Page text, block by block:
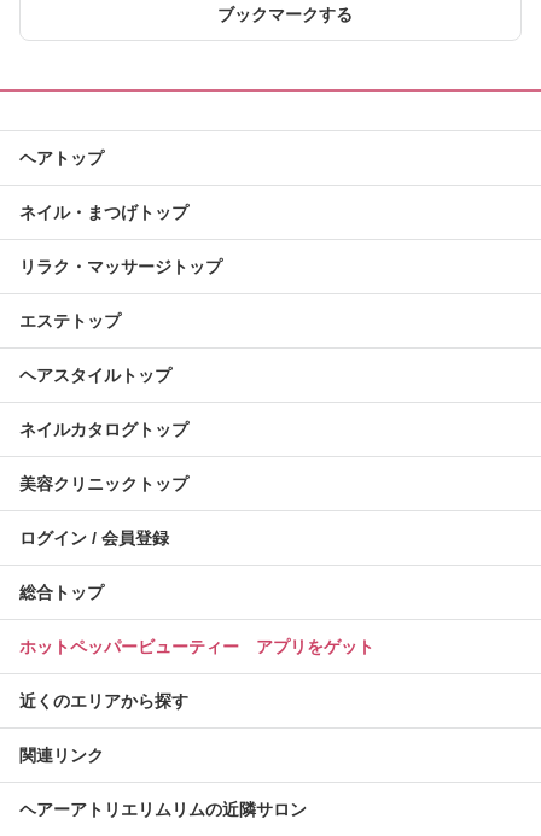
ブックマークする
ヘアトップ
ネイル・まつげトップ
リラク・マッサージトップ
エステトップ
ヘアスタイルトップ
ネイルカタログトップ
美容クリニックトップ
ログイン / 会員登録
総合トップ
ホットペッパービューティー アプリをゲット
近くのエリアから探す
関連リンク
ヘアーアトリエリムリムの近隣サロン